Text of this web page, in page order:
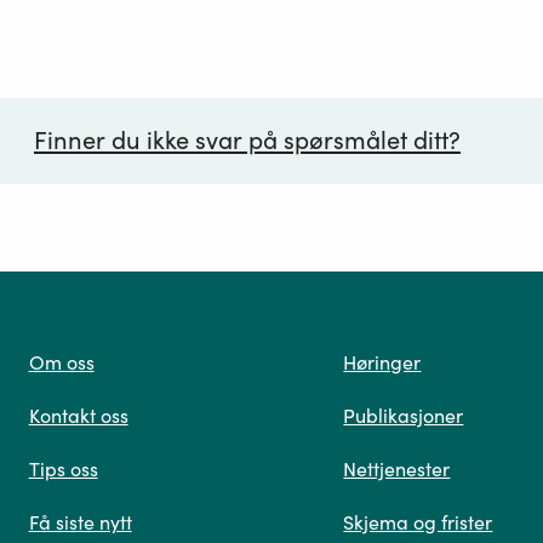
Finner du ikke svar på spørsmålet ditt?
oss
Om oss
Kontakt oss
Tips oss
Få siste nytt
Høringer
Publikasjoner
Nettjenester
Skjema og frister